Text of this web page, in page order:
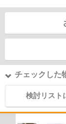
チェックした
検討リスト